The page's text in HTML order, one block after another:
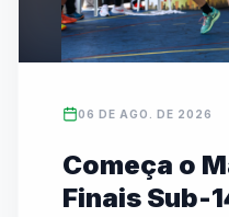
06 DE AGO. DE 2026
Começa o
Finais Sub-